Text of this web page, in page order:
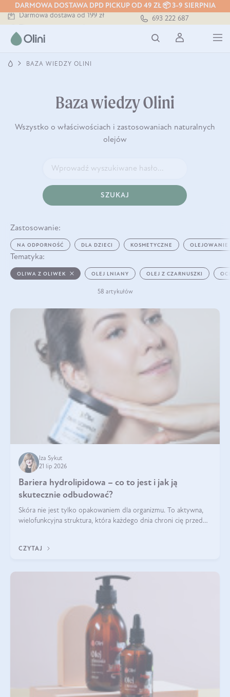
DARMOWA DOSTAWA DPD PICKUP OD 49 ZŁ 📦 3-9 SIERPNIA
Darmowa dostawa od 199 zł
Tłoczony zawsze na zimno
Darmowa dostawa od 199 zł
693 222 687
BAZA WIEDZY OLINI
Baza wiedzy Olini
Wszystko o właściwościach i zastosowaniach naturalnych
olejów
SZUKAJ
Zastosowanie:
NA ODPORNOŚĆ DLA DZIECI KOSMETYCZNE OLEJOWANIE
Tematyka:
OLIWA Z OLIWEK OLEJ LNIANY OLEJ Z CZARNUSZKI
58 artykułów
Iza Sykut
21 lip 2026
Bariera hydrolipidowa – co to jest i jak ją
skutecznie odbudować?
Skóra nie jest tylko opakowaniem dla organizmu. To aktywna,
wielofunkcyjna struktura, która każdego dnia chroni cię przed
bariera hydrolipidowa.
CZYTAJ